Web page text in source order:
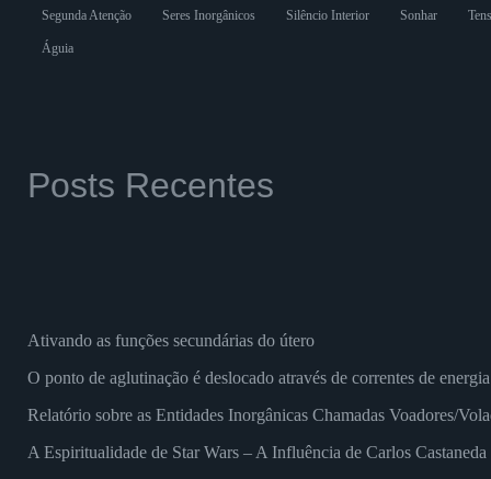
Segunda Atenção Seres Inorgânicos Silêncio Interior Sonhar
Águia
Posts Recentes
Ativando as funções secundárias do útero
O ponto de aglutinação é deslocado através de correntes de energia
Relatório sobre as Entidades Inorgânicas Chamadas Voadores/
A Espiritualidade de Star Wars – A Influência de Carlos